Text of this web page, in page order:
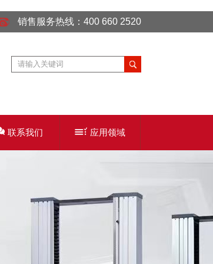
销售服务热线：400 660 2520
联系我们 应用领域